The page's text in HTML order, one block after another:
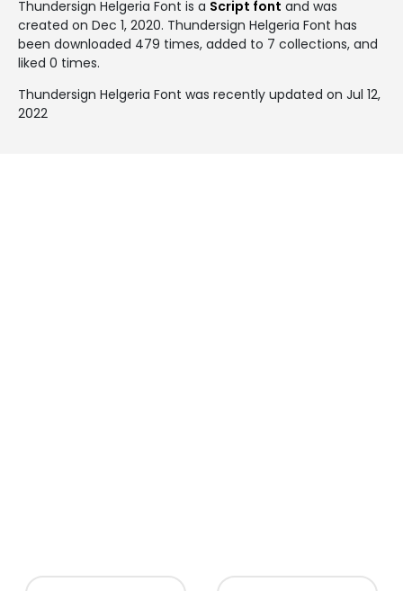
Thundersign Helgeria Font is a Script font and was
created on Dec 1, 2020. Thundersign Helgeria Font has
been downloaded 479 times, added to 7 collections, and
liked 0 times.
Thundersign Helgeria Font was recently updated on Jul 12,
2022